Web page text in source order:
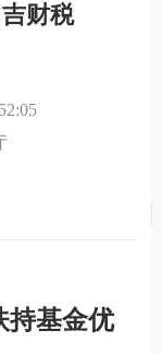
财税
持基金优